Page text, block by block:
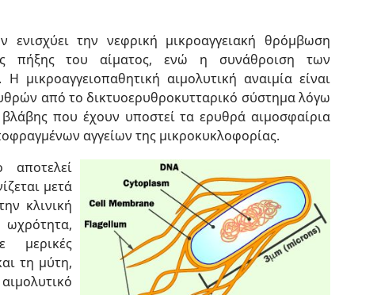
την νεφρική μικροαγγειακή θρόμβωση
πήξης του αίματος, ενώ η συνάθροιση των
μικροαγγειοπαθητική αιμολυτική αναιμία είναι
από το δικτυοερυθροκυτταρικό σύστημα λόγω
που έχουν υποστεί τα ερυθρά αιμοσφαίρια
αγγείων της μικροκυκλοφορίας.
αποτελεί
μετά
κλινική
ωχρότητα,
μερικές
τη μύτη,